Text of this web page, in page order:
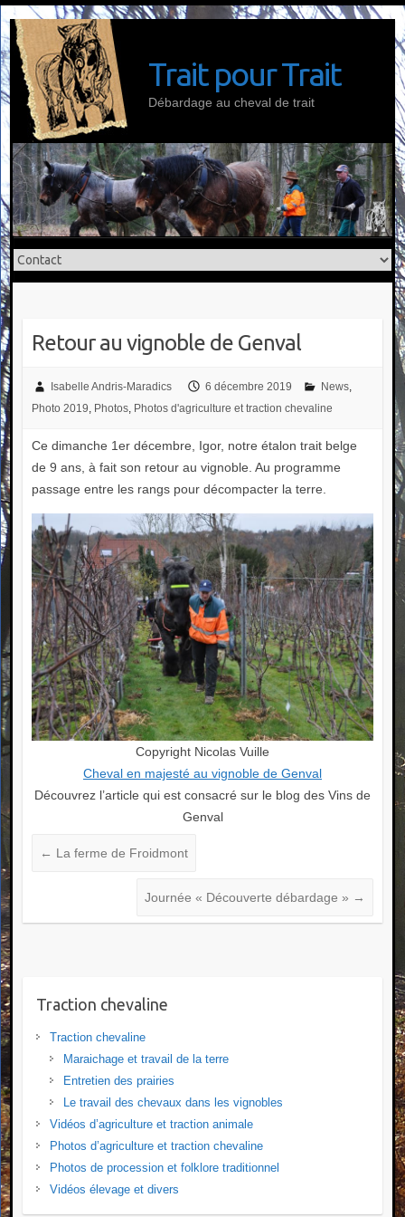
Skip
to
content
Trait pour Trait
Débardage au cheval de trait
Retour au vignoble de Genval
Isabelle Andris-Maradics 6 décembre 2019 News,
Photo 2019, Photos, Photos d'agriculture et traction chevaline
Ce dimanche 1er décembre, Igor, notre étalon trait belge
de 9 ans, à fait son retour au vignoble. Au programme
passage entre les rangs pour décompacter la terre.
Copyright Nicolas Vuille
Cheval en majesté au vignoble de Genval
Découvrez l’article qui est consacré sur le blog des Vins de
Genval
← La ferme de Froidmont
Journée « Découverte débardage » →
Traction chevaline
Traction chevaline
Maraichage et travail de la terre
Entretien des prairies
Le travail des chevaux dans les vignobles
Vidéos d’agriculture et traction animale
Photos d’agriculture et traction chevaline
Photos de procession et folklore traditionnel
Vidéos élevage et divers